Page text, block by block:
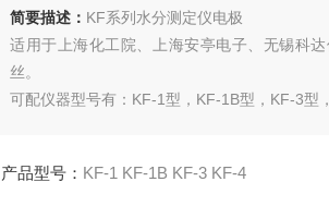
简要描述： KF系列水分测定仪电极
适用于上海化工院、上海安亭电子、无锡科
丝。
可配仪器型号有：KF-1型，KF-1B型，KF-3型
产品型号： KF-1 KF-1B KF-3 KF-4